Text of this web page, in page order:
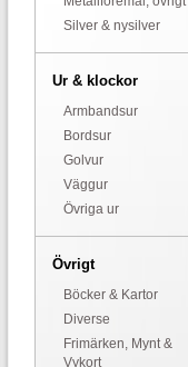
Silver & nysilver
Ur & klockor
Armbandsur
Bordsur
Golvur
Väggur
Övriga ur
Övrigt
Böcker & Kartor
Diverse
Frimärken, Mynt &
Vykort